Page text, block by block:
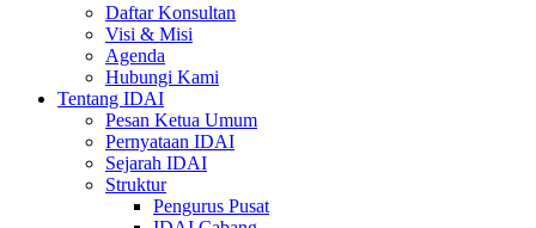
Daftar Konsultan
Visi & Misi
Agenda
Hubungi Kami
Tentang IDAI
Pesan Ketua Umum
Pernyataan IDAI
Sejarah IDAI
Struktur
Pengurus Pusat